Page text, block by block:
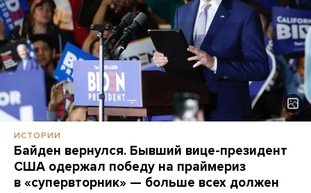
ИСТОРИИ
Байден вернулся. Бывший вице-президент
США одержал победу на праймериз
в «супервторник» — больше всех должен